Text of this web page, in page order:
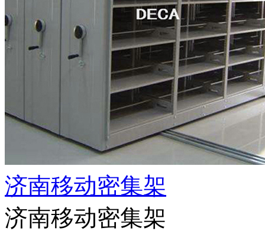
济南移动密集架
济南移动密集架